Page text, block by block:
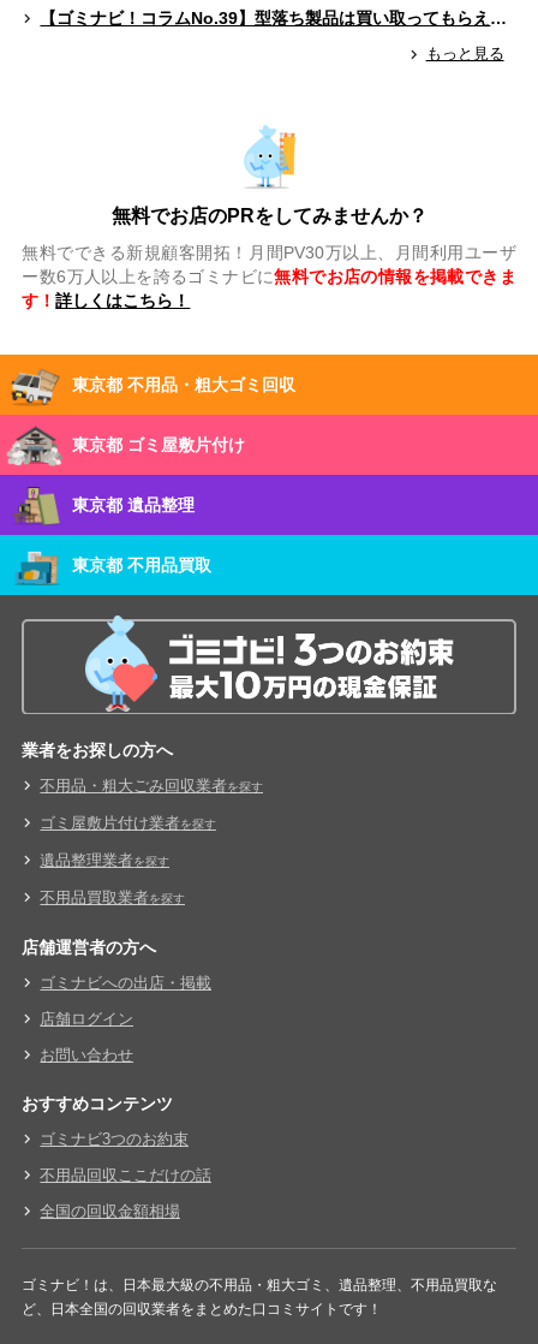
【ゴミナビ！コラムNo.39】型落ち製品は買い取ってもらえる？（ゲームソフト編）
もっと見る
無料でお店のPRをしてみませんか？
無料でできる新規顧客開拓！月間PV30万以上、月間利用ユーザ
ー数6万人以上を誇るゴミナビに無料でお店の情報を掲載できま
す！詳しくはこちら！
東京都 不用品・粗大ゴミ回収
東京都 ゴミ屋敷片付け
東京都 遺品整理
東京都 不用品買取
業者をお探しの方へ
不用品・粗大ごみ回収業者を探す
ゴミ屋敷片付け業者を探す
遺品整理業者を探す
不用品買取業者を探す
店舗運営者の方へ
ゴミナビへの出店・掲載
店舗ログイン
お問い合わせ
おすすめコンテンツ
ゴミナビ3つのお約束
不用品回収ここだけの話
全国の回収金額相場
ゴミナビ！は、日本最大級の不用品・粗大ゴミ、遺品整理、不用品買取な
ど、日本全国の回収業者をまとめた口コミサイトです！